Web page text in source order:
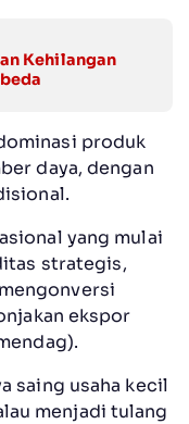
Kehilangan
produk
daya, dengan
yang mulai
strategis,
ekspor
saing usaha kecil
menjadi tulang